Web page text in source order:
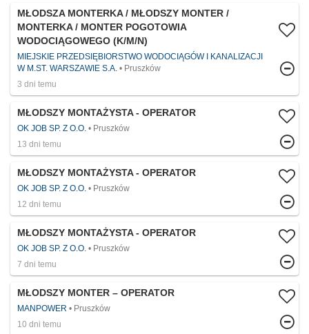
MŁODSZA MONTERKA / MŁODSZY MONTER /
MONTERKA / MONTER POGOTOWIA
WODOCIĄGOWEGO (K/M/N)
MIEJSKIE PRZEDSIĘBIORSTWO WODOCIĄGÓW I KANALIZACJI
W M.ST. WARSZAWIE S.A.
Pruszków
3 dni temu
MŁODSZY MONTAŻYSTA - OPERATOR
OK JOB SP. Z O.O.
Pruszków
13 dni temu
MŁODSZY MONTAŻYSTA - OPERATOR
OK JOB SP. Z O.O.
Pruszków
12 dni temu
MŁODSZY MONTAŻYSTA - OPERATOR
OK JOB SP. Z O.O.
Pruszków
7 dni temu
MŁODSZY MONTER – OPERATOR
MANPOWER
Pruszków
10 dni temu